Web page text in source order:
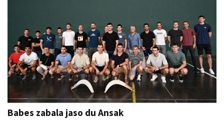
Babes zabala jaso du Ansak